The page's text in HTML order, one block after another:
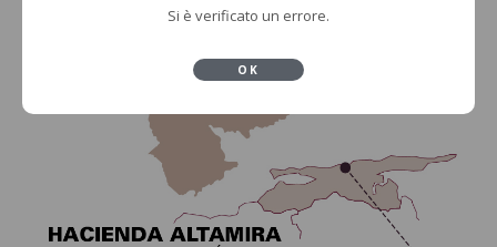
Si è verificato un errore.
OK